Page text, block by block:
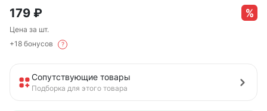
179 ₽
Цена за шт.
+18 бонусов
?
Сопутствующие товары
Подборка для этого товара